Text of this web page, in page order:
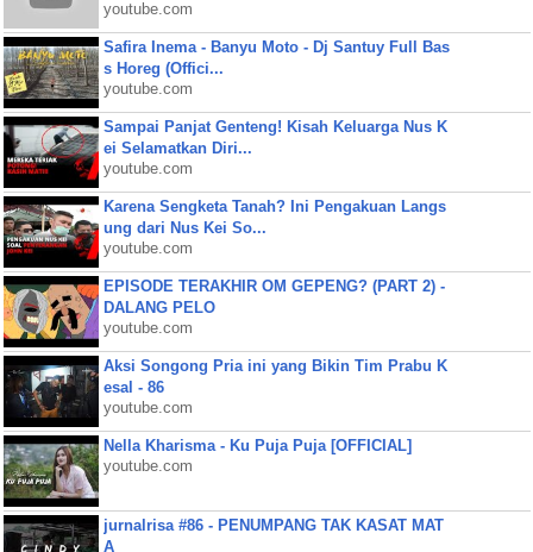
youtube.com
Safira Inema - Banyu Moto - Dj Santuy Full Bas
s Horeg (Offici...
youtube.com
Sampai Panjat Genteng! Kisah Keluarga Nus K
ei Selamatkan Diri...
youtube.com
Karena Sengketa Tanah? Ini Pengakuan Langs
ung dari Nus Kei So...
youtube.com
EPISODE TERAKHIR OM GEPENG? (PART 2) -
DALANG PELO
youtube.com
Aksi Songong Pria ini yang Bikin Tim Prabu K
esal - 86
youtube.com
Nella Kharisma - Ku Puja Puja [OFFICIAL]
youtube.com
jurnalrisa #86 - PENUMPANG TAK KASAT MAT
A